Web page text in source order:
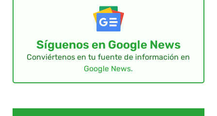
Síguenos en Google News
Conviértenos en tu fuente de información en
Google News.